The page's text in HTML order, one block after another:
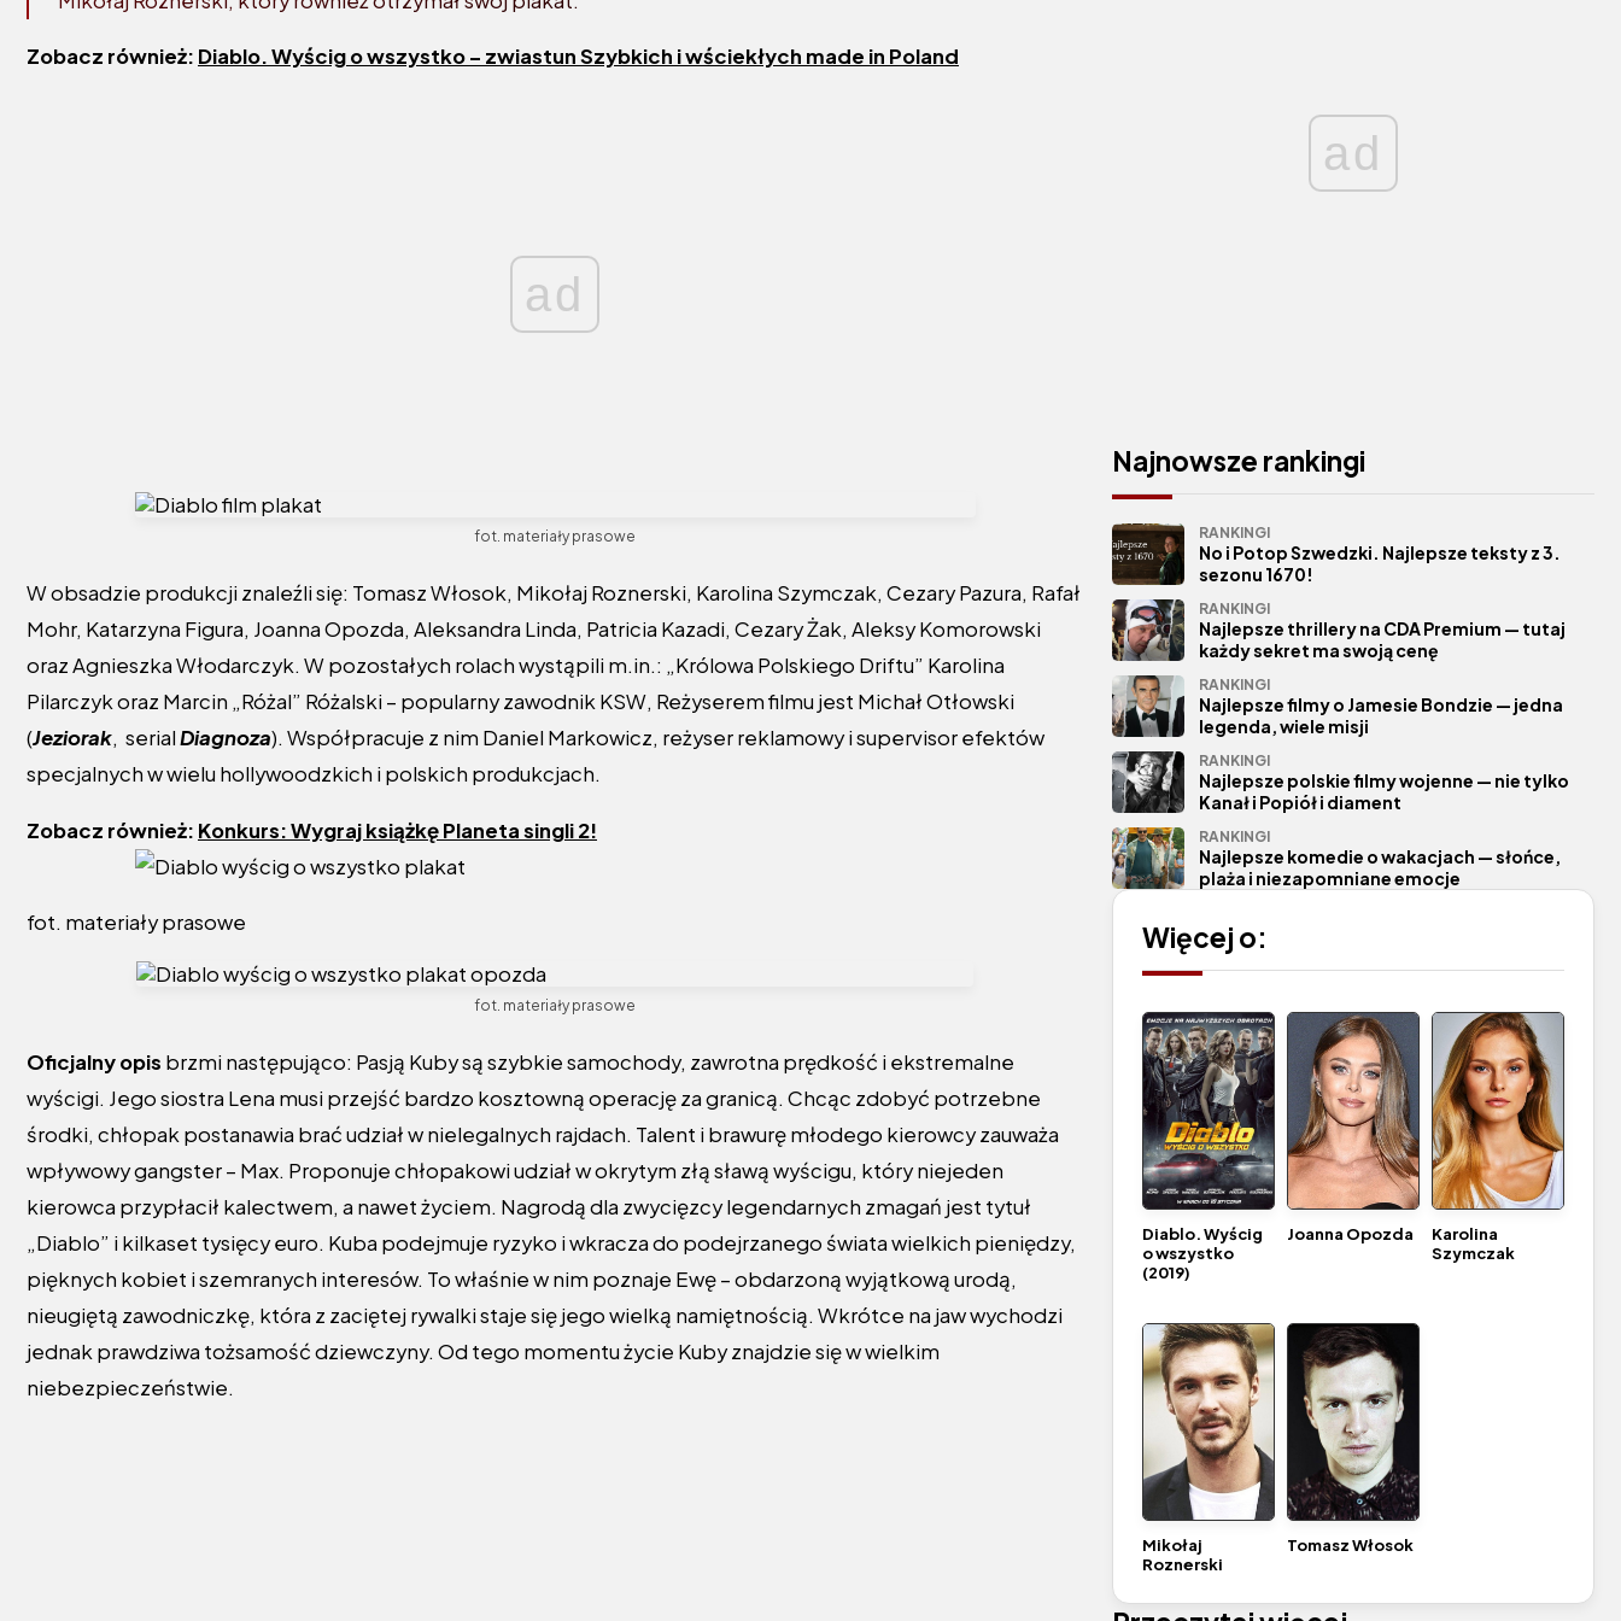
Zobacz również: Diablo. Wyścig o wszystko – zwiastun Szybkich i wściekłych made in Poland
ad
fot. materiały prasowe
W obsadzie produkcji znaleźli się: Tomasz Włosok, Mikołaj Roznerski, Karolina Szymczak, Cezary Pazura, Rafał
Mohr, Katarzyna Figura, Joanna Opozda, Aleksandra Linda, Patricia Kazadi, Cezary Żak, Aleksy Komorowski
oraz Agnieszka Włodarczyk. W pozostałych rolach wystąpili m.in.: „Królowa Polskiego Driftu” Karolina
Pilarczyk oraz Marcin „Różal” Różalski – popularny zawodnik KSW, Reżyserem filmu jest Michał Otłowski
(Jeziorak, serialDiagnoza). Współpracuje z nim Daniel Markowicz, reżyser reklamowy i supervisor efektów
specjalnych w wielu hollywoodzkich i polskich produkcjach.
Zobacz również: Konkurs: Wygraj książkę Planeta singli 2!
fot. materiały prasowe
fot. materiały prasowe
Oficjalny opis brzmi następująco: Pasją Kuby są szybkie samochody, zawrotna prędkość i ekstremalne
wyścigi. Jego siostra Lena musi przejść bardzo kosztowną operację za granicą. Chcąc zdobyć potrzebne
środki, chłopak postanawia brać udział w nielegalnych rajdach. Talent i brawurę młodego kierowcy zauważa
wpływowy gangster – Max. Proponuje chłopakowi udział w okrytym złą sławą wyścigu, który niejeden
kierowca przypłacił kalectwem, a nawet życiem. Nagrodą dla zwycięzcy legendarnych zmagań jest tytuł
„Diablo” i kilkaset tysięcy euro. Kuba podejmuje ryzyko i wkracza do podejrzanego świata wielkich pieniędzy,
pięknych kobiet i szemranych interesów. To właśnie w nim poznaje Ewę – obdarzoną wyjątkową urodą,
nieugiętą zawodniczkę, która z zaciętej rywalki staje się jego wielką namiętnością. Wkrótce na jaw wychodzi
jednak prawdziwa tożsamość dziewczyny. Od tego momentu życie Kuby znajdzie się w wielkim
niebezpieczeństwie.
ad
Najnowsze rankingi
RANKINGI
No i Potop Szwedzki. Najlepsze teksty z 3.
sezonu 1670!
RANKINGI
Najlepsze thrillery na CDA Premium — tutaj
każdy sekret ma swoją cenę
RANKINGI
Najlepsze filmy o Jamesie Bondzie — jedna
legenda, wiele misji
RANKINGI
Najlepsze polskie filmy wojenne — nie tylko
Kanał i Popiół i diament
RANKINGI
Najlepsze komedie o wakacjach — słońce,
plaża i niezapomniane emocje
Więcej o:
Diablo. Wyścig
o wszystko
(2019)
Joanna Opozda
Karolina
Szymczak
Mikołaj
Roznerski
Tomasz Włosok